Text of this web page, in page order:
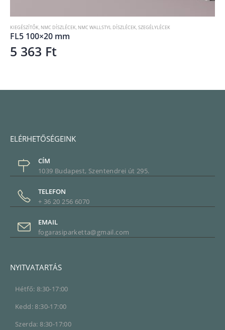
KIEGÉSZÍTŐK, NMC DÍSZLÉCEK, NMC WALLSTYL DÍSZLÉCEK,SZEGÉLYLÉCEK
FL5 100×20 mm
5 363 Ft
ELÉRHETŐSÉGEINK
CÍM
1039 Budapest, Szentendrei út 295.
TELEFON
+ 36 20 256 6070
EMAIL
fogarasiparketta@gmail.com
NYITVATARTÁS
Hétfő: 8:30-17:00
Kedd: 8:30-17:00
Szerda: 8:30-17:00